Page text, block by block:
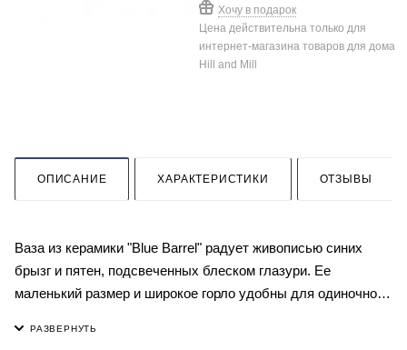
Хочу в подарок
Цена действительна только для
интернет-магазина товаров для дома
Hill and Mill
ОПИСАНИЕ ХАРАКТЕРИСТИКИ ОТЗЫВЫ
Ваза из керамики "Blue Barrel" радует живописью синих
брызг и пятен, подсвеченных блеском глазури. Ее
маленький размер и широкое горло удобны для одиночного